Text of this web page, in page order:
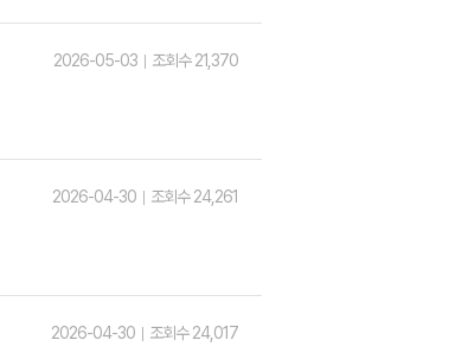
2026-05-03 조회수 21,370
2026-04-30 조회수 24,261
2026-04-30 조회수 24,017